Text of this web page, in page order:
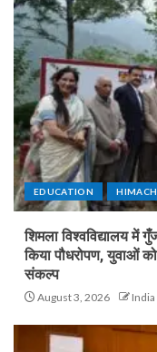
EDUCATION
शिमला विश्वविद्यालय में
किया पौधरोपण, युवाओं
संकल्प
August 3, 2026